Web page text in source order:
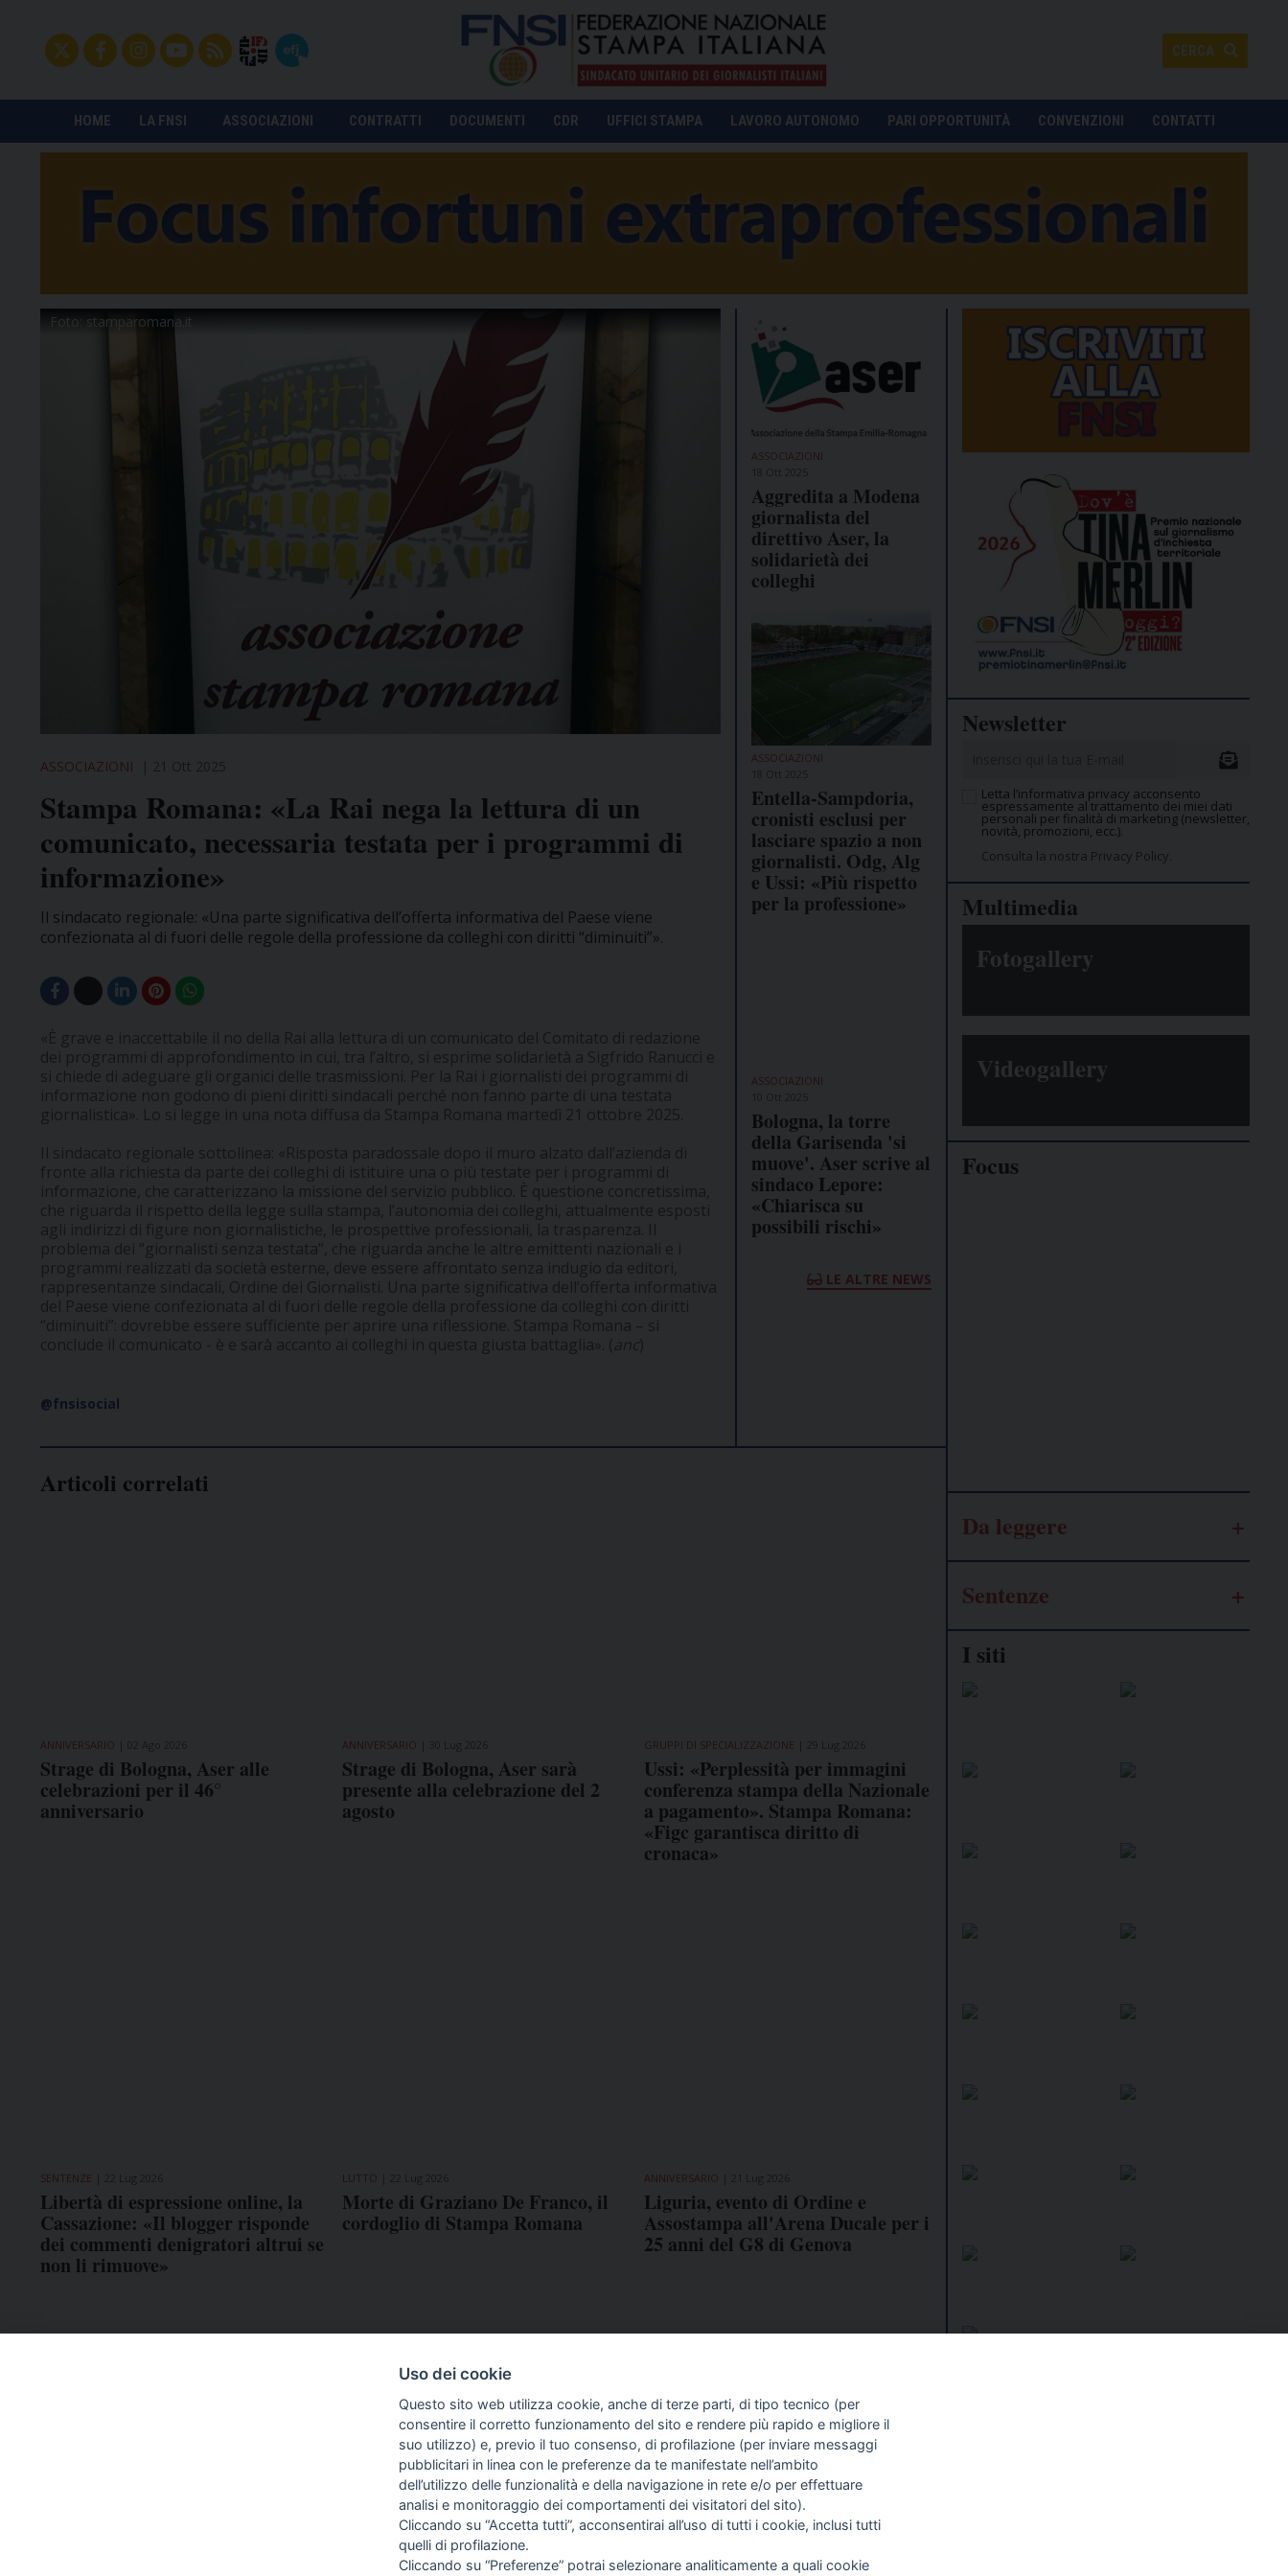
CERCA
HOME LA FNSI ASSOCIAZIONI CONTRATTI DOCUMENTI CDR UFFICI STAMPA LAVORO AUTONOMO PARI OPPORTUNITÀ CONVENZIONI CONTATTI
Foto: stamparomana.it
ASSOCIAZIONI
Stampa Romana: «La Rai nega la lettura di un
comunicato, necessaria testata per i programmi di
informazione»
Il sindacato regionale: «Una parte significativa dell’offerta informativa del Paese viene
confezionata al di fuori delle regole della professione da colleghi con diritti “diminuiti”».
@fnsisocial
ASSOCIAZIONI
Aggredita a Modena
giornalista del
direttivo Aser, la
solidarietà dei
colleghi
ASSOCIAZIONI
Entella-Sampdoria,
cronisti esclusi per
lasciare spazio a non
giornalisti. Odg, Alg
e Ussi: «Più rispetto
per la professione»
ASSOCIAZIONI
Bologna, la torre
della Garisenda 'si
muove'. Aser scrive al
sindaco Lepore:
«Chiarisca su
possibili rischi»
LE ALTRE NEWS
Articoli correlati
ANNIVERSARIO
Strage di Bologna, Aser alle
celebrazioni per il 46°
anniversario
ANNIVERSARIO
Strage di Bologna, Aser sarà
presente alla celebrazione del 2
agosto
GRUPPI DI SPECIALIZZAZIONE
Ussi: «Perplessità per immagini
conferenza stampa della Nazionale
a pagamento». Stampa Romana:
«Figc garantisca diritto di
cronaca»
SENTENZE
Libertà di espressione online, la
Cassazione: «Il blogger risponde
dei commenti denigratori altrui se
non li rimuove»
LUTTO
Morte di Graziano De Franco, il
cordoglio di Stampa Romana
ANNIVERSARIO
Liguria, evento di Ordine e
Assostampa all'Arena Ducale per i
25 anni del G8 di Genova
Newsletter
Letta l’informativa privacy acconsento
espressamente al trattamento dei miei dati
personali per finalità di marketing (newsletter,
novità, promozioni, ecc.).
Consulta la nostra Privacy Policy.
Multimedia
Fotogallery
Videogallery
Focus
Da leggere
Sentenze
I siti
COME TI SENTI?
INTELLIGENZA
Uso dei cookie
Questo sito web utilizza cookie, anche di terze parti, di tipo tecnico (per
consentire il corretto funzionamento del sito e rendere più rapido e migliore il
suo utilizzo) e, previo il tuo consenso, di profilazione (per inviare messaggi
pubblicitari in linea con le preferenze da te manifestate nell’ambito
dell’utilizzo delle funzionalità e della navigazione in rete e/o per effettuare
analisi e monitoraggio dei comportamenti dei visitatori del sito).
Cliccando su “Accetta tutti”, acconsentirai all’uso di tutti i cookie, inclusi tutti
quelli di profilazione.
Cliccando su “Preferenze” potrai selezionare analiticamente a quali cookie